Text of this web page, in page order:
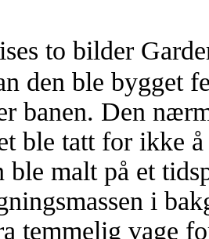
to bilder
den ble bygget
banen. Den
ble tatt for ikke
ble malt på et
i
temmelig vage